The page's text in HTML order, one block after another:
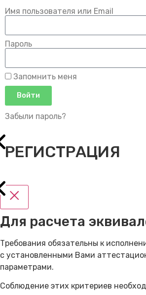
Имя пользователя или Email
Пароль
Запомнить меня
Войти
Забыли пароль?
РЕГИСТРАЦИЯ
Для расчета
Требования обязательны к
с установленными Вами
параметрами.
Соблюдение этих критериев